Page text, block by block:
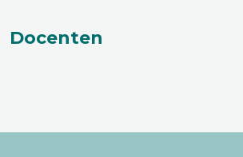
Docenten